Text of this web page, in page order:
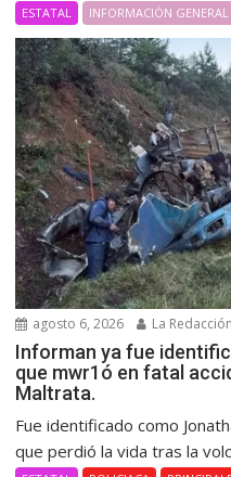
ESTATAL INFORMACIÓN GENERAL
agosto 6, 2026 La Redacción
Informan ya fue
que mwr1ó en fatal
Maltrata.
Fue identificado como
que perdió la vida tras la